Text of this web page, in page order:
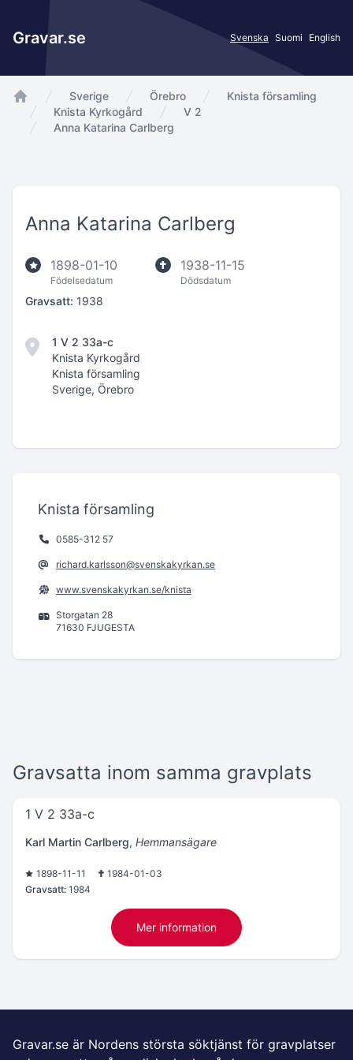
Gravar.se Svenska Suomi English
app.Start
Sverige Örebro
Knista församling
Knista Kyrkogård
V 2
Anna Katarina Carlberg
Anna Katarina Carlberg
1898-01-10
Födelsedatum
1938-11-15
Dödsdatum
Gravsatt: 1938
1 V 2 33a-c
Knista Kyrkogård
Knista församling
Sverige, Örebro
Knista församling
0585-312 57
richard.karlsson@svenskakyrkan.se
www.svenskakyrkan.se/knista
Storgatan 28
71630 FJUGESTA
Gravsatta inom samma gravplats
1 V 2 33a-c
Karl Martin Carlberg, Hemmansägare
1898-11-11
1984-01-03
Gravsatt: 1984
Mer information
Gravar.se är Nordens största söktjänst för gravplatser